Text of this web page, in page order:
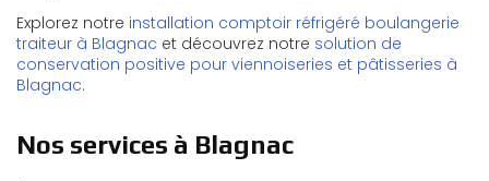
Explorez notre installation comptoir réfrigéré boulangerie
traiteur à Blagnac et découvrez notre solution de
conservation positive pour viennoiseries et pâtisseries à
Blagnac.
Nos services à Blagnac